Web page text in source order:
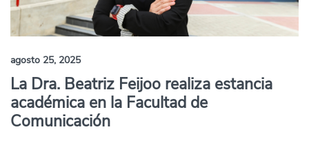
agosto 25, 2025
La Dra. Beatriz Feijoo realiza estancia
académica en la Facultad de
Comunicación